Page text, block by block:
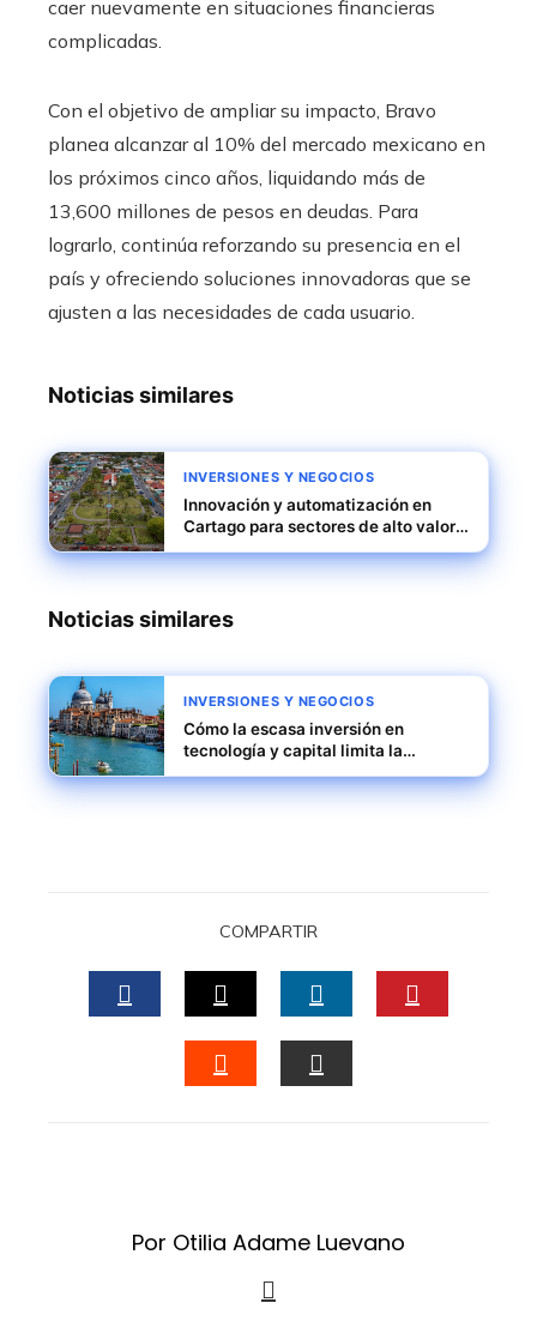
caer nuevamente en situaciones financieras
complicadas.
Con el objetivo de ampliar su impacto, Bravo
planea alcanzar al 10% del mercado mexicano en
los próximos cinco años, liquidando más de
13,600 millones de pesos en deudas. Para
lograrlo, continúa reforzando su presencia en el
país y ofreciendo soluciones innovadoras que se
ajusten a las necesidades de cada usuario.​
Noticias similares
INVERSIONES Y NEGOCIOS
Innovación y automatización en
Cartago para sectores de alto valor
agregado
Noticias similares
INVERSIONES Y NEGOCIOS
Cómo la escasa inversión en
tecnología y capital limita la
productividad y escalabilidad de
pymes italianas
COMPARTIR
FACEBOOKTWITTERLINKEDIN
Por Otilia Adame Luevano